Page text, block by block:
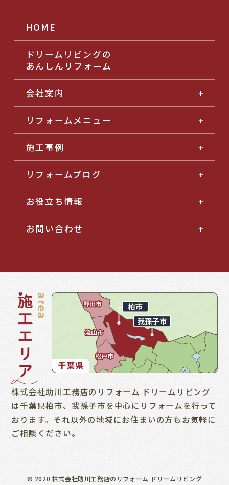
HOME
ドリームリビングの
あんしんリフォーム
会社案内
リフォームメニュー
施工事例
リフォームブログ
お役立ち情報
お問い合わせ
株式会社助川工務店のリフォーム ドリームリビング
は千葉県柏市、我孫子市を中心にリフォームを行って
おります。それ以外の地域にお住まいの方もお気軽に
ご相談ください。
© 2020 株式会社助川工務店のリフォーム ドリームリビング